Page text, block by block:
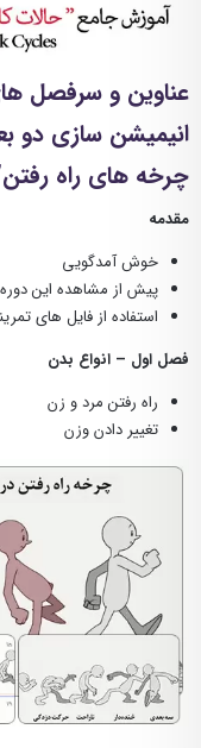
عناوین و سرفصل
انیمیشن سازی دو
چرخه های راه
مقدمه
خوش آمدگویی
پیش از مشاهده این دوره
استفاده از فایل های
فصل اول – انواع بدن
راه رفتن مرد و زن
تغییر دادن وزن